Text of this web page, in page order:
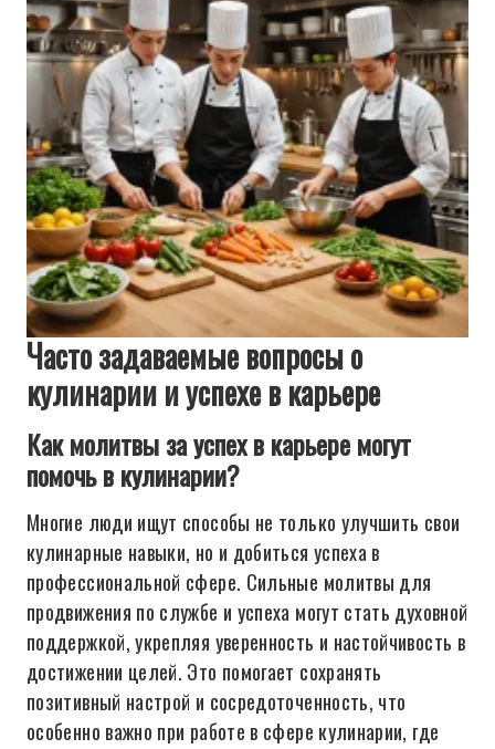
Часто задаваемые вопросы о
кулинарии и успехе в карьере
Как молитвы за успех в карьере могут
помочь в кулинарии?
Многие люди ищут способы не только улучшить свои
кулинарные навыки, но и добиться успеха в
профессиональной сфере. Сильные молитвы для
продвижения по службе и успеха могут стать духовной
поддержкой, укрепляя уверенность и настойчивость в
достижении целей. Это помогает сохранять
позитивный настрой и сосредоточенность, что
особенно важно при работе в сфере кулинарии, где